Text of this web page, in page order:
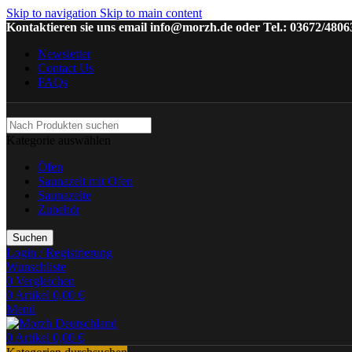
Skip to navigation Skip to main content
Kontaktieren sie uns email info@morzh.de oder Tel.: 03672/
Newsletter
Contact Us
FAQs
Kategorie auswählen
Öfen
Saunazelt mit Ofen
Saunazelte
Zubehör
Suchen
Login / Registrierung
Wunschliste
0 Vergleichen
0 Artikel 0,00 €
Menü
0 Artikel 0,00 €